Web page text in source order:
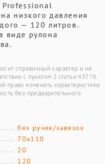
Professional
низкого давления
— 120 литров.
виде рулона
справочный характер и не
с пунктом 2 статьи 437 ГК
право изменять характеристики
без предварительного
без ручек/завязок
70х110
20
120